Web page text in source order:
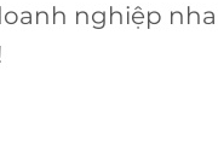
nghiệp nha